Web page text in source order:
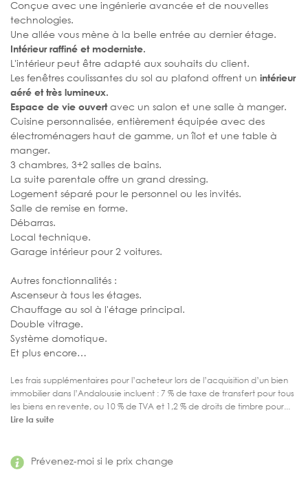
Prévenez-moi si le prix change
Conçue avec une ingénierie avancée et de nouvelles
technologies.
Une allée vous mène à la belle entrée au dernier étage.
Intérieur raffiné et moderniste.
L'intérieur peut être adapté aux souhaits du client.
Les fenêtres coulissantes du sol au plafond offrent un intérieur
aéré et très lumineux.
Espace de vie ouvertavec un salon et une salle à manger.
Cuisine personnalisée, entièrement équipée avec des
électroménagers haut de gamme, un îlot et une table à
manger.
3 chambres, 3+2 salles de bains.
La suite parentale offre un grand dressing.
Logement séparé pour le personnel ou les invités.
Salle de remise en forme.
Débarras.
Local technique.
Garage intérieur pour 2 voitures.
Autres fonctionnalités :
Ascenseur à tous les étages.
Chauffage au sol à l'étage principal.
Double vitrage.
Système domotique.
Et plus encore…
Les frais supplémentaires pour l’acheteur lors de l’acquisition d’un bien
immobilier dans l’Andalousie incluent : 7 % de taxe de transfert pour tous
les biens en revente, ou 10 % de TVA et 1,2 % de droits de timbre pour...
Lire la suite